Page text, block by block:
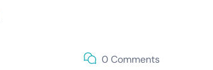
0 Comments